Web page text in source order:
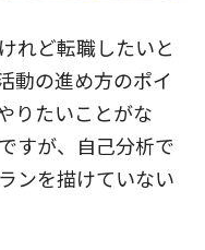
れど転職したいと
動の進め方のポイ
りたいことがな
すが、自己分析で
ンを描けていない